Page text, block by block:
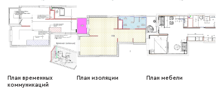
План временных
коммуникаций
План изоляции План мебели